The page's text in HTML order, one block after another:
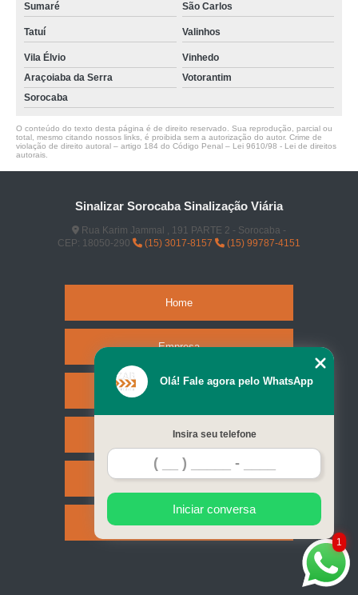
Sumaré São Carlos
Tatuí Valinhos
Vila Élvio
Vinhedo
Araçoiaba da Serra
Votorantim
Sorocaba
O conteúdo do texto desta página é de direito reservado. Sua reprodução, parcial ou
total, mesmo citando nossos links, é proibida sem a autorização do autor. Crime de
violação de direito autoral – artigo 184 do Código Penal – Lei 9610/98 - Lei de direitos
autorais
Sinalizar Sorocaba Sinalização Viária
Rua Karim Jammal , 191 PARTE 2 - Sorocaba -
CEP: 18050-290
(15) 3017-8157 (15) 99787-4151
Home
Empresa
Serviços
Contato
Mapa do site
1
Olá! Fale agora pelo WhatsApp
Insira seu telefone
Iniciar conversa